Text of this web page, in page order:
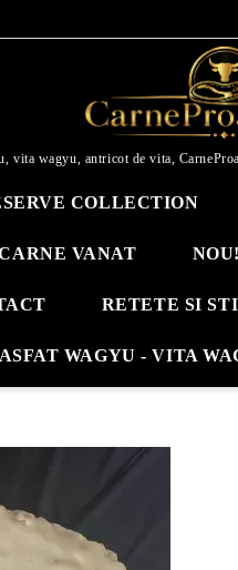
vita wagyu, antricot de vita,
COLLECTION
VANAT
RETETE SI
WAGYU - VITA